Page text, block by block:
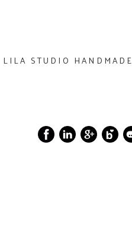
STUDIO HANDMADE